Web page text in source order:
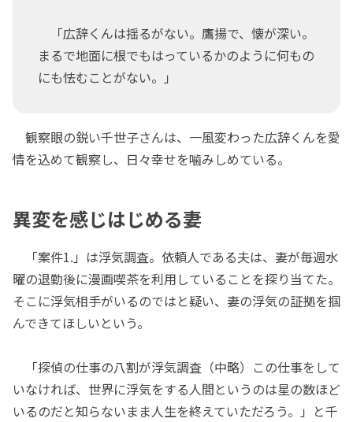
「広辞くんは揺るがない。鷹揚で、懐が深い。
まるで地面に根でもはっているかのように何もの
にも怯むことがない。」
観察眼の鋭い千世子さんは、一風変わった広辞くんを愛
情を込めて観察し、日々幸せを噛みしめている。
異変を感じはじめる妻
「案件1.」は浮気調査。依頼人である夫は、妻が毎週水
曜の退勤後に漫画喫茶を利用していることを探り当てた。
そこに浮気相手がいるのではと疑い、妻の浮気の証拠を掴
んできてほしいという。
「探偵の仕事の八割が浮気調査（中略）この仕事をして
いなければ、世界に浮気をする人間というのは星の数ほど
いるのだと知らないまま人生を終えていただろう。」と千